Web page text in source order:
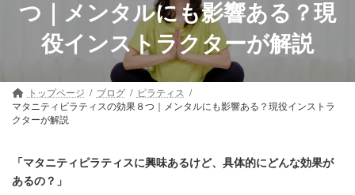
つ｜メンタルにも影響ある？現
役インストラクターが解説
トップページ ブログ
ピラティス
マタニティピラティスの効果８つ｜メンタルにも影響ある？現役インストラ
クターが解説
「マタニティピラティスに興味あるけど、具体的にどんな効果が
あるの？」